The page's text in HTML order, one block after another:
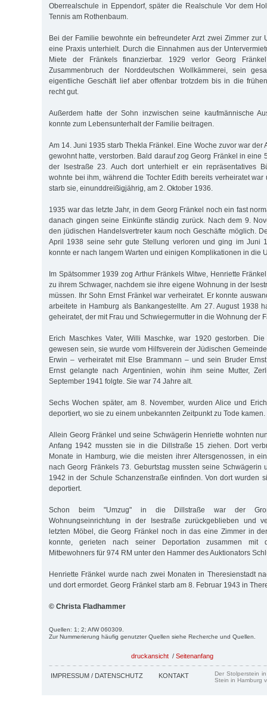
Oberrealschule in Eppendorf, später die Realschule Vor dem
Tennis am Rothenbaum.
Bei der Familie bewohnte ein befreundeter Arzt zwei Zimmer zur
eine Praxis unterhielt. Durch die Einnahmen aus der
Miete der Fränkels finanzierbar. 1929 verlor Georg
Zusammenbruch der Norddeutschen Wollkämmerei, sein
eigentliche Geschäft lief aber offenbar trotzdem bis in die
recht gut.
Außerdem hatte der Sohn inzwischen seine kaufmännische
konnte zum Lebensunterhalt der Familie beitragen.
Am 14. Juni 1935 starb Thekla Fränkel. Eine Woche zuvor war der
gewohnt hatte, verstorben. Bald darauf zog Georg Fränkel in eine
der Isestraße 23. Auch dort unterhielt er ein repräsentatives
wohnte bei ihm, während die Tochter Edith bereits verheiratet war
starb sie, einunddreißigjährig, am 2. Oktober 1936.
1935 war das letzte Jahr, in dem Georg Fränkel noch ein fast
danach gingen seine Einkünfte ständig zurück. Nach dem 9.
den jüdischen Handelsvertreter kaum noch Geschäfte möglich.
April 1938 seine sehr gute Stellung verloren und ging im Juni
konnte er nach langem Warten und einigen Komplikationen in die
Im Spätsommer 1939 zog Arthur Fränkels Witwe, Henriette
zu ihrem Schwager, nachdem sie ihre eigene Wohnung in der
müssen. Ihr Sohn Ernst Fränkel war verheiratet. Er konnte
arbeitete in Hamburg als Bankangestellte. Am 27. August 1938
geheiratet, der mit Frau und Schwiegermutter in die Wohnung der
Erich Maschkes Vater, Willi Maschke, war 1920 gestorben.
gewesen sein, sie wurde vom Hilfsverein der Jüdischen
Erwin – verheiratet mit Else Brammann – und sein Bruder
Ernst gelangte nach Argentinien, wohin ihm seine Mutter,
September 1941 folgte. Sie war 74 Jahre alt.
Sechs Wochen später, am 8. November, wurden Alice und
deportiert, wo sie zu einem unbekannten Zeitpunkt zu Tode kamen.
Allein Georg Fränkel und seine Schwägerin Henriette wohnten
Anfang 1942 mussten sie in die Dillstraße 15 ziehen. Dort
Monate in Hamburg, wie die meisten ihrer Altersgenossen, in
nach Georg Fränkels 73. Geburtstag mussten seine Schwägerin
1942 in der Schule Schanzenstraße einfinden. Von dort wurden
deportiert.
Schon beim "Umzug" in die Dillstraße war der
Wohnungseinrichtung in der Isestraße zurückgeblieben und
letzten Möbel, die Georg Fränkel noch in das eine Zimmer in
konnte, gerieten nach seiner De­portation zusammen mit
Mitbewohners für 974 RM unter den Hammer des Auktionators
Henriette Fränkel wurde nach zwei Monaten in Theresienstadt
und dort ermordet. Georg Fränkel starb am 8. Februar 1943 in
© Christa Fladhammer
Quellen: 1; 2; AfW 060309.
Zur Nummerierung häufig genutzter Quellen siehe Recherche und Quellen.
druckansicht / Seitenanfang
IMPRESSUM / DATENSCHUTZ KONTAKT
Der Stolperstein
Stein in Hamburg